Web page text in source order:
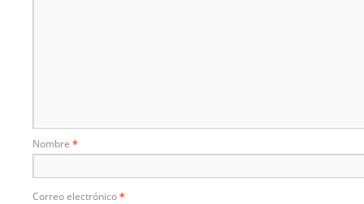
Nombre *
Correo electrónico*